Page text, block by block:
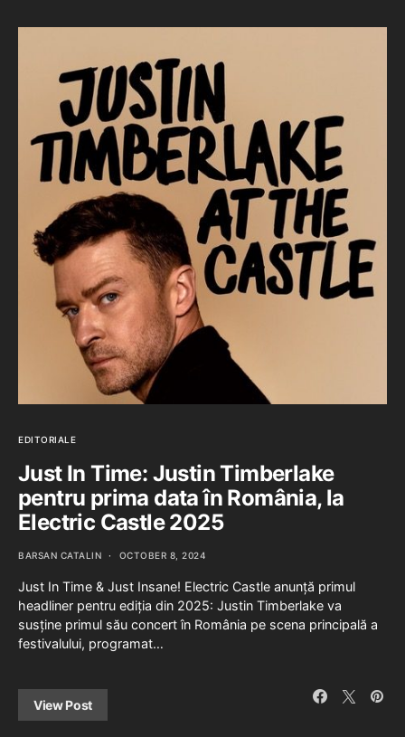
EDITORIALE
Just In Time: Justin Timberlake
pentru prima data în România, la
Electric Castle 2025
BARSAN CATALIN OCTOBER 8, 2024
Just In Time & Just Insane! Electric Castle anunță primul
headliner pentru ediția din 2025: Justin Timberlake va
susține primul său concert în România pe scena principală a
festivalului, programat…
View Post